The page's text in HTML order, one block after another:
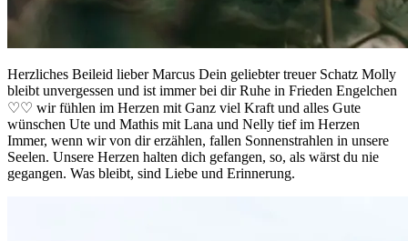
Herzliches Beileid lieber Marcus Dein geliebter treuer Schatz Molly
bleibt unvergessen und ist immer bei dir Ruhe in Frieden Engelchen
♡♡ wir fühlen im Herzen mit Ganz viel Kraft und alles Gute
wünschen Ute und Mathis mit Lana und Nelly tief im Herzen
Immer, wenn wir von dir erzählen, fallen Sonnenstrahlen in unsere
Seelen. Unsere Herzen halten dich gefangen, so, als wärst du nie
gegangen. Was bleibt, sind Liebe und Erinnerung.